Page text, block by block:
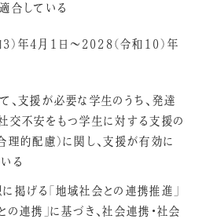
合している
）年4月1日～2028（令和10）年
、支援が必要な学生のうち、発達
交不安をもつ学生に対する支援の
理的配慮）に関し、支援が有効に
る
掲げる「地域社会との連携推進」
の連携」に基づき、社会連携・社会